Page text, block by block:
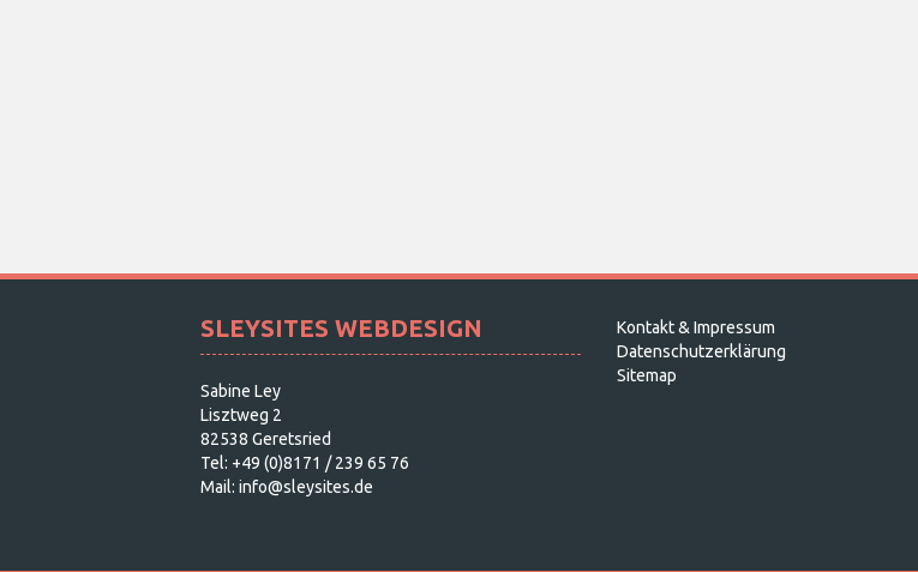
SLEYSITES WEBDESIGN
Sabine Ley
Lisztweg 2
82538 Geretsried
Tel: +49 (0)8171 / 239 65 76
Mail: info@sleysites.de
Kontakt & Impressum
Datenschutzerklärung
Sitemap